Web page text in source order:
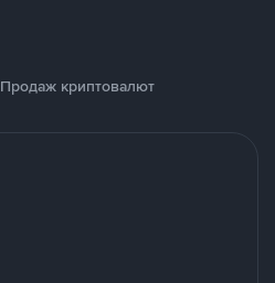
Продаж криптовалют